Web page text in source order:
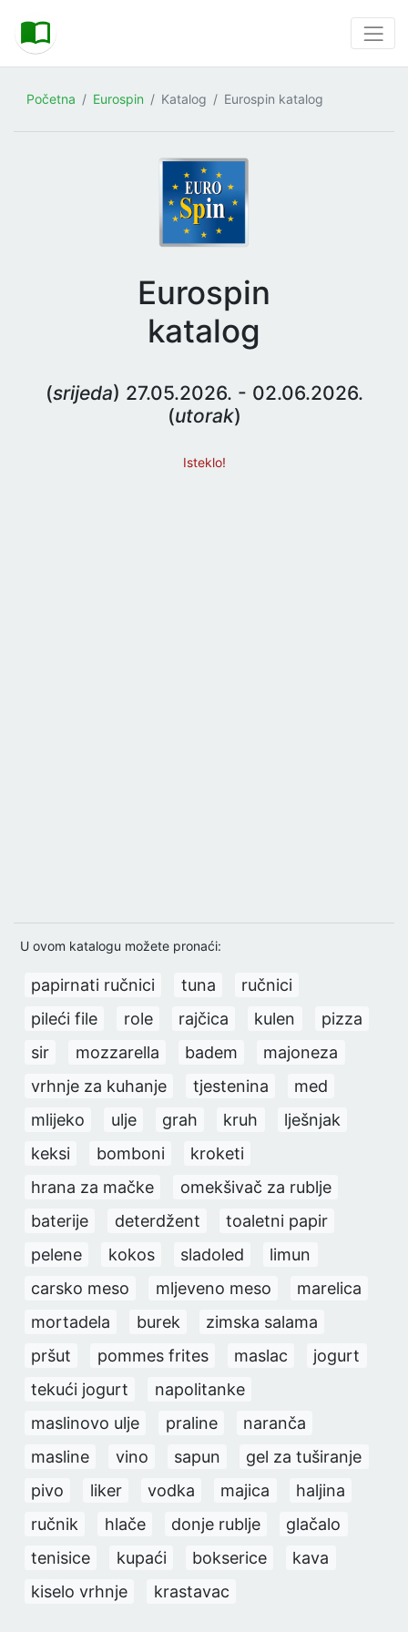
Početna Eurospin Katalog Eurospin katalog
Eurospin
katalog
(srijeda) 27.05.2026. - 02.06.2026.
(utorak)
Isteklo!
U ovom katalogu možete pronaći:
papirnati ručnici tuna
ručnici
pileći file
role rajčica kulen
pizza
sir
mozzarella badem
majoneza
vrhnje za kuhanje
tjestenina
med
mlijeko
ulje grah kruh
lješnjak
keksi
bomboni
kroketi
hrana za mačke
omekšivač za rublje
baterije
deterdžent
toaletni papir
pelene
kokos sladoled
limun
carsko meso
mljeveno meso
marelica
mortadela
burek
zimska salama
pršut
pommes frites maslac
jogurt
tekući jogurt
napolitanke
maslinovo ulje
praline
naranča
masline
vino sapun
gel za tuširanje
pivo
liker vodka majica
haljina
ručnik
hlače donje rublje
glačalo
tenisice
kupaći bokserice
kava
kiselo vrhnje
krastavac